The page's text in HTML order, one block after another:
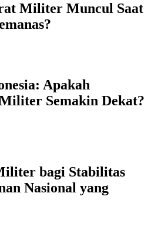
Militer Muncul Saat
Apakah
Semakin Dekat?
bagi Stabilitas
Nasional yang